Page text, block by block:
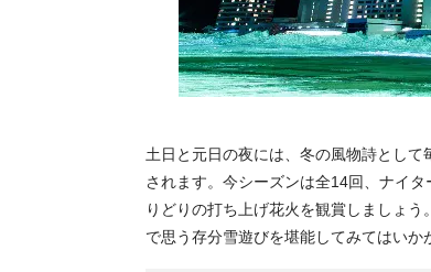
土日と元日の夜には、冬の風物詩とし
されます。今シーズンは全14回、ナイ
りどりの打ち上げ花火を観賞しましょ
で思う存分雪遊びを堪能してみてはいか